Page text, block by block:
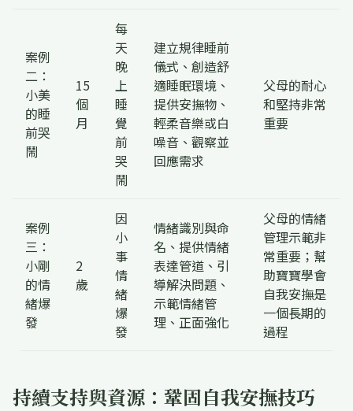
案例
二：
小美
的睡
前哭
鬧
15
個
月
每
天
晚
上
睡
覺
前
哭
鬧
建立規律睡前
儀式、創造舒
適睡眠環境、
提供安撫物、
輕柔音樂或白
噪音、觀察並
回應需求
父母的耐心
和堅持非常
重要
案例
三：
小剛
的情
緒爆
發
2
歲
因
小
事
情
緒
爆
發
情緒識別與命
名、提供情緒
表達管道、引
導解決問題、
示範情緒管
理、正面強化
父母的情緒
管理示範非
常重要；幫
助寶寶學會
自我安撫是
一個長期的
過程
持續支持與資源：鞏固自我安撫技巧